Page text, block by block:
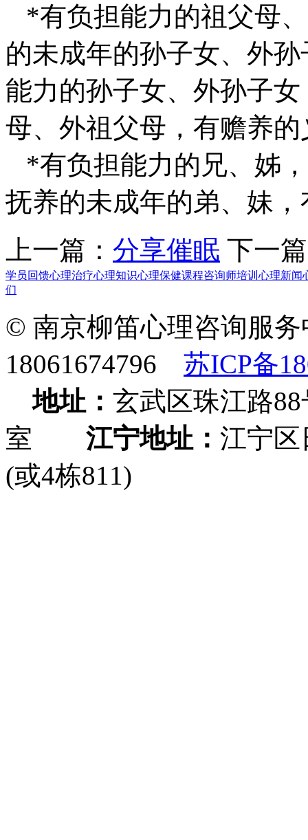
*有负担能力的祖父母
的未成年的孙子女、外
能力的孙子女、外孙子
母、外祖父母，有赡养的
*有负担能力的兄、姊
抚养的未成年的弟、妹
上一篇： 分享催眠 下一
学员回馈心理治疗心理知识心理保健课程咨询师培训 心理新闻
们
© 南京柳笛心理咨询服
18061674796 苏ICP备
地址： 玄武区珠江路
室 江宁地址： 江宁区
(或4栋811)